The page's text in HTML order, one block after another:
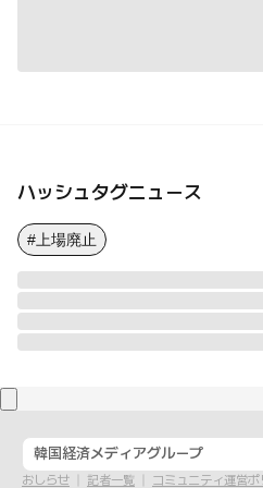
ハッシュタグニュース
#上場廃止
韓国経済メディアグループ
おしらせ 記者一覧 コミュニティ運営ポ